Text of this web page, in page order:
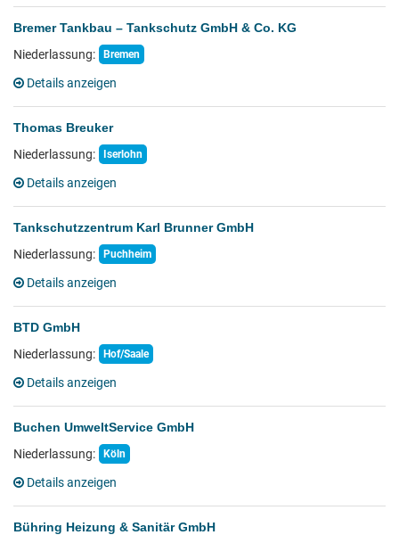
Bremer Tankbau – Tankschutz GmbH & Co. KG
Niederlassung:
Bremen
Details anzeigen
Thomas Breuker
Niederlassung:
Iserlohn
Details anzeigen
Tankschutzzentrum Karl Brunner GmbH
Niederlassung:
Puchheim
Details anzeigen
BTD GmbH
Niederlassung:
Hof/Saale
Details anzeigen
Buchen UmweltService GmbH
Niederlassung:
Köln
Details anzeigen
Bühring Heizung & Sanitär GmbH